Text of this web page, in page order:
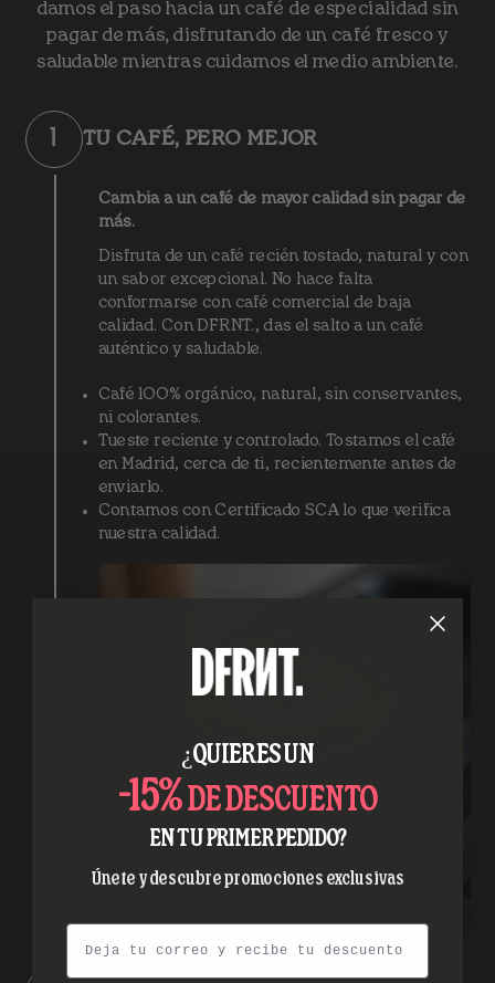
damos el paso hacia un café de especialidad sin
pagar de más, disfrutando de un café fresco y
saludable mientras cuidamos el medio ambiente.
1 TU CAFÉ, PERO MEJOR
Cambia a un café de mayor calidad sin pagar de
más.
Disfruta de un café recién tostado, natural y con
un sabor excepcional. No hace falta
conformarse con café comercial de baja
calidad. Con DFRNT., das el salto a un café
auténtico y saludable.
Café 100% orgánico, natural, sin conservantes,
ni colorantes.
Tueste reciente y controlado. Tostamos el café
en Madrid, cerca de ti, recientemente antes de
enviarlo.
Contamos con Certificado SCA lo que verifica
nuestra calidad.
¿QUIERES UN
-15%DE DESCUENTO
EN TU PRIMER PEDIDO?
Únete y descubre promociones exclusivas
Email